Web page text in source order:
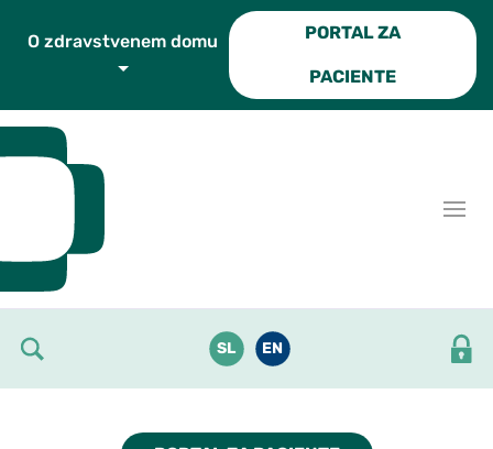
PORTAL ZA
PACIENTE
SL EN